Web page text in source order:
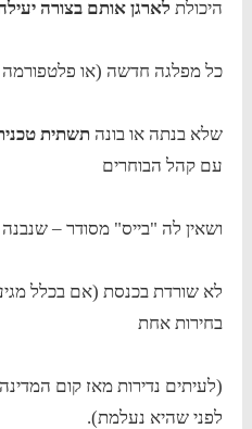
היכולת לארגן אותם בצורה
כל מפלגה חדשה (או פלטפורמה
שלא בנתה או בונה תשתית
עם קהל הבוחרים
ושאין לה "בייס" מסודר –
לא שורדת בכנסת (אם בכלל
בחירות אחת
(לעיתים נדירות מאז קום
לפני שהיא נעלמת).